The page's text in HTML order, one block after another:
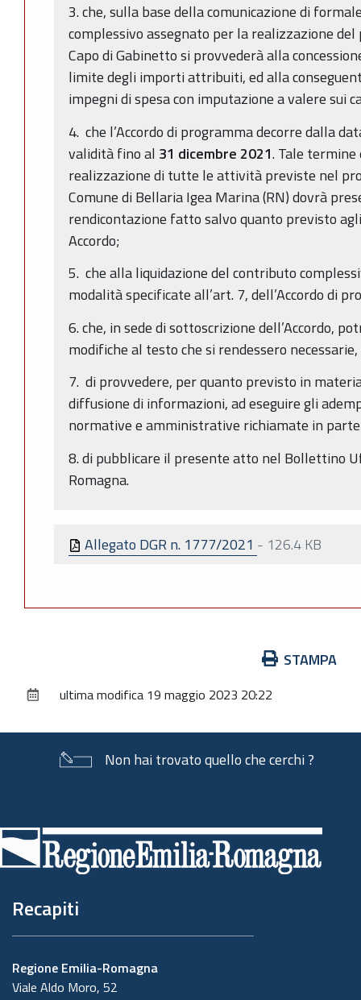
3. che, sulla base della comunicazione di
complessivo assegnato per la realizzazione
Capo di Gabinetto si provvederà alla
limite degli importi attribuiti, ed alla
impegni di spesa con imputazione a valere sui
4. che l’Accordo di programma decorre dalla
validità fino al 31 dicembre 2021. Tale
realizzazione di tutte le attività previste nel
Comune di Bellaria Igea Marina (RN) dovrà
rendicontazione fatto salvo quanto previsto
Accordo;
5. che alla liquidazione del contributo
modalità specificate all’art. 7, dell’Accordo di
6. che, in sede di sottoscrizione dell’Accordo,
modifiche al testo che si rendessero
7. di provvedere, per quanto previsto in
diffusione di informazioni, ad eseguire gli
normative e amministrative richiamate in
8. di pubblicare il presente atto nel Bollettino
Romagna.
Allegato DGR n. 1777/2021 - 126.4 KB
documento
STAMPA
ultima modifica 19 maggio 2023 20:22
Non hai trovato quello che cerchi ?
di
pagina
Recapiti
Regione Emilia-Romagna
Viale Aldo Moro, 52